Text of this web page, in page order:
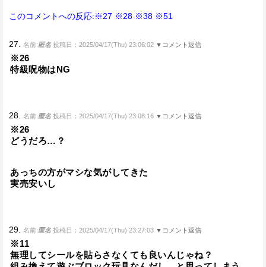
このコメントへの反応:※27 ※28 ※38 ※51
27. 名前:匿名 投稿日：2025/04/17(Thu) 23:06:02 ▼コメント返信
※26
特級呪物はNG
28. 名前:匿名 投稿日：2025/04/17(Thu) 23:08:16 ▼コメント返信
※26
どうだろ…？
あっちの方がマシな気がしてきた
実売安いし
29. 名前:匿名 投稿日：2025/04/17(Thu) 23:27:03 ▼コメント返信
※11
無理してシールを貼らさなくても良いんじゃね？